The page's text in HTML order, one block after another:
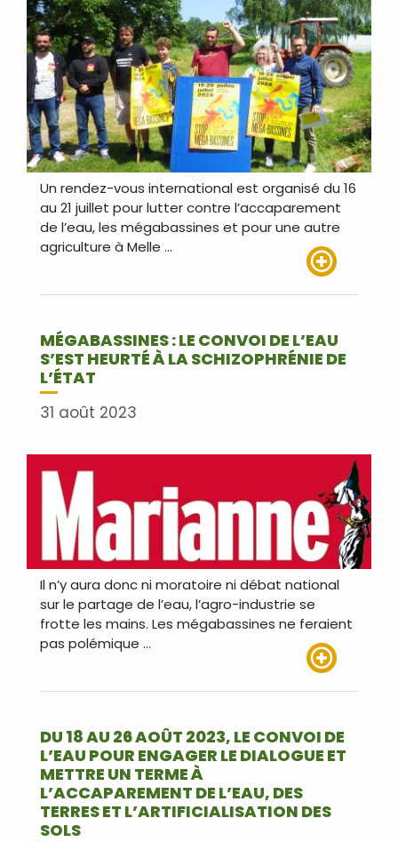
Un rendez-vous international est organisé du 16
au 21 juillet pour lutter contre l’accaparement
de l’eau, les mégabassines et pour une autre
agriculture à Melle …
MÉGABASSINES : LE CONVOI DE L’EAU
S’EST HEURTÉ À LA SCHIZOPHRÉNIE DE
L’ÉTAT
31 août 2023
Il n’y aura donc ni moratoire ni débat national
sur le partage de l’eau, l’agro-industrie se
frotte les mains. Les mégabassines ne feraient
pas polémique …
DU 18 AU 26 AOÛT 2023, LE CONVOI DE
L’EAU POUR ENGAGER LE DIALOGUE ET
METTRE UN TERME À
L’ACCAPAREMENT DE L’EAU, DES
TERRES ET L’ARTIFICIALISATION DES
SOLS